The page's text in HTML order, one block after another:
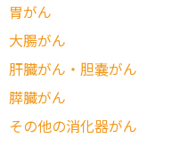
胃がん
大腸がん
肝臓がん・胆嚢がん
膵臓がん
その他の消化器がん